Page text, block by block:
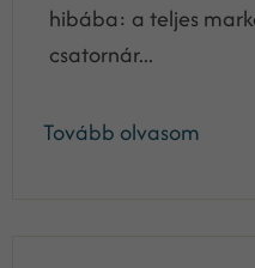
hibába: a teljes
csatornár...
Tovább olvasom